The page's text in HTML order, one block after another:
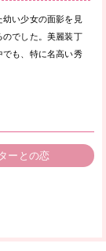
い少女の面影を見
のでした。美麗装丁
でも、特に名高い秀
ーとの恋